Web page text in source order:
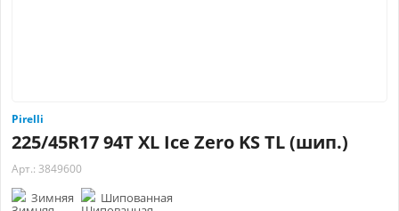
Pirelli
225/45R17 94T XL Ice Zero KS TL (шип.)
Арт.: 3849600
Зимняя Шипованная